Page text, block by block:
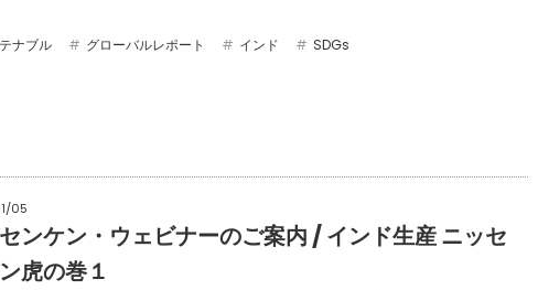
ナブル グローバルレポート インド SDGs
05
ンケン・ウェビナーのご案内 / インド生産 ニッセ
虎の巻１